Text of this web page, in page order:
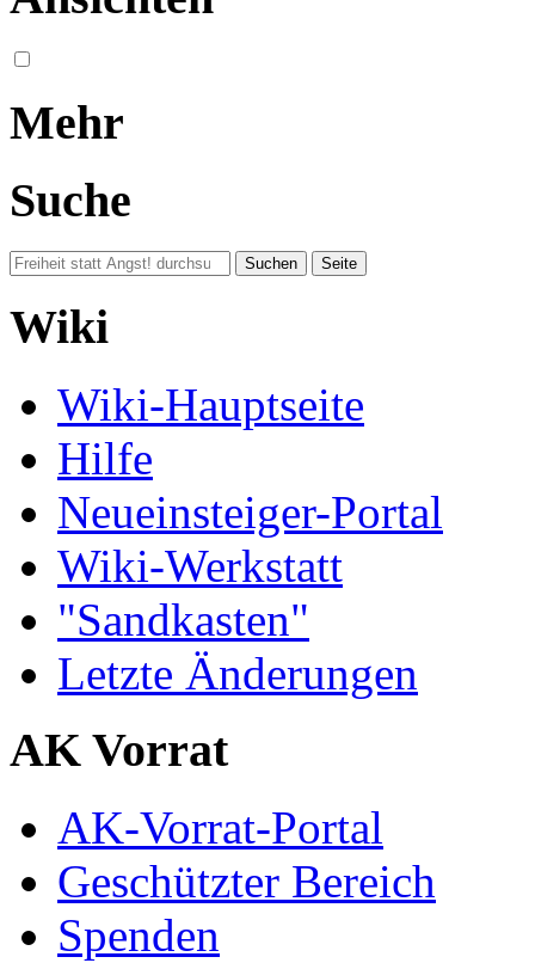
Mehr
Suche
Wiki
Wiki-Hauptseite
Hilfe
Neueinsteiger-Portal
Wiki-Werkstatt
"Sandkasten"
Letzte Änderungen
AK Vorrat
AK-Vorrat-Portal
Geschützter Bereich
Spenden